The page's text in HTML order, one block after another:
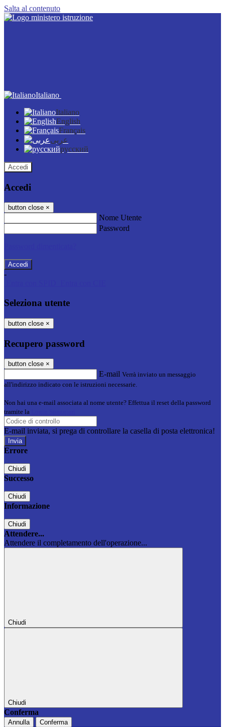
Salta al contenuto
Italiano
Italiano
English
Français
عربى
русский
Accedi
Accedi
button close ×
Nome Utente
Password
-
Seleziona utente
button close ×
Recupero password
button close ×
E-mail Verrà inviato un messaggio
all'indirizzo indicato con le istruzioni necessarie.
Non hai una e-mail associata al nome utente? Effettua il reset della password
tramite la
E-mail inviata, si prega di controllare la casella di posta elettronica!
Errore
Chiudi
Successo
Chiudi
Informazione
Chiudi
Attendere...
Attendere il completamento dell'operazione...
Chiudi
Chiudi
Conferma
Annulla Conferma